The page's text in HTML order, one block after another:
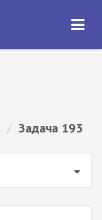
ОТКРЫТЬ
/ Задача 193